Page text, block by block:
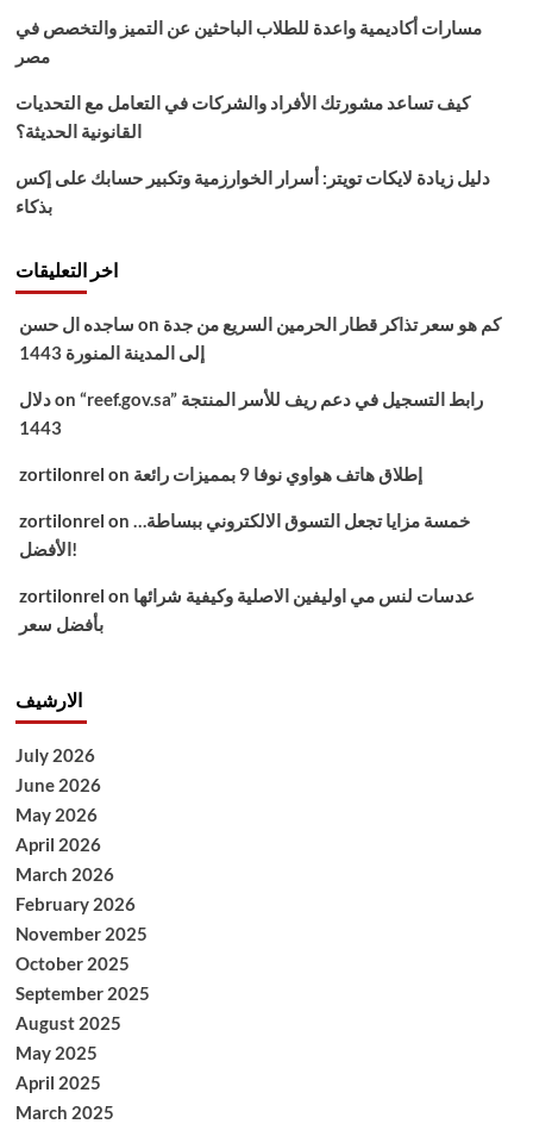
مسارات أكاديمية واعدة للطلاب الباحثين عن التميز والتخصص في
مصر
كيف تساعد مشورتك الأفراد والشركات في التعامل مع التحديات
القانونية الحديثة؟
دليل زيادة لايكات تويتر: أسرار الخوارزمية وتكبير حسابك على إكس
بذكاء
اخر التعليقات
ساجده ال حسن on كم هو سعر تذاكر قطار الحرمين السريع من جدة
إلى المدينة المنورة 1443
دلالon “reef.gov.sa” رابط التسجيل في دعم ريف للأسر المنتجة
1443
zortilonrel on إطلاق هاتف هواوي نوفا 9 بمميزات رائعة
zortilonrel on خمسة مزايا تجعل التسوق الالكتروني ببساطة…
الأفضل!
zortilonrel on عدسات لنس مي اوليفين الاصلية وكيفية شرائها
بأفضل سعر
الارشيف
July 2026
June 2026
May 2026
April 2026
March 2026
February 2026
November 2025
October 2025
September 2025
August 2025
May 2025
April 2025
March 2025